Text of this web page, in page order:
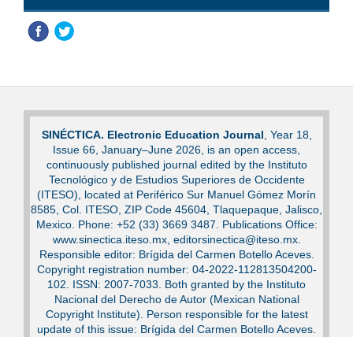
SINÉCTICA. Electronic Education Journal, Year 18,
Issue 66, January–June 2026, is an open access,
continuously published journal edited by the Instituto
Tecnológico y de Estudios Superiores de Occidente
(ITESO), located at Periférico Sur Manuel Gómez Morín
8585, Col. ITESO, ZIP Code 45604, Tlaquepaque, Jalisco,
Mexico. Phone: +52 (33) 3669 3487. Publications Office:
www.sinectica.iteso.mx, editorsinectica@iteso.mx.
Responsible editor: Brígida del Carmen Botello Aceves.
Copyright registration number: 04-2022-112813504200-
102. ISSN: 2007-7033. Both granted by the Instituto
Nacional del Derecho de Autor (Mexican National
Copyright Institute). Person responsible for the latest
update of this issue: Brígida del Carmen Botello Aceves.